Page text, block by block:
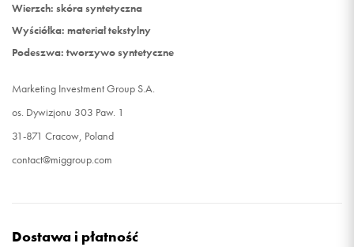
Wierzch: skóra syntetyczna
Wyściółka: materiał tekstylny
Podeszwa: tworzywo syntetyczne
Marketing Investment Group S.A.
os. Dywizjonu 303 Paw. 1
31-871 Cracow, Poland
contact@miggroup.com
Dostawa i płatność